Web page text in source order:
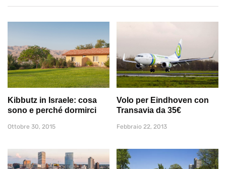
Kibbutz in Israele: cosa
sono e perché dormirci
Ottobre 30, 2015
Volo per Eindhoven con
Transavia da 35€
Febbraio 22, 2013